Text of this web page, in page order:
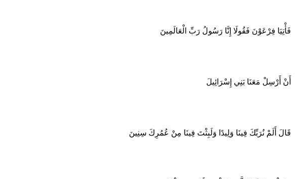
فَأْتِيَا فِرْعَوْنَ فَقُولَا إِنَّا رَسُولُ رَبِّ الْعَالَمِينَ
أَنْ أَرْسِلْ مَعَنَا بَنِي إِسْرَائِيلَ
قَالَ أَلَمْ نُرَبِّكَ فِينَا وَلِيدًا وَلَبِثْتَ فِينَا مِنْ عُمُرِكَ سِنِينَ